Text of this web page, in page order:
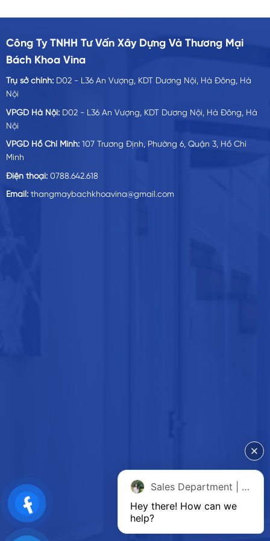
Công Ty TNHH Tư Vấn Xây Dựng Và Thương Mại
Bách Khoa Vina
Trụ sở chính: D02 - L36 An Vượng, KDT Dương Nội, Hà Đông, Hà
Nội
VPGD Hà Nội: D02 - L36 An Vượng, KDT Dương Nội, Hà Đông, Hà
Nội
VPGD Hồ Chí Minh:107 Trương Định, Phường 6, Quận 3, Hồ Chí
Minh
Điện thoại:0788.642.618
Email:thangmaybachkhoavina@gmail.com
Sales Department | Chat online
Hey there! How can we
help?